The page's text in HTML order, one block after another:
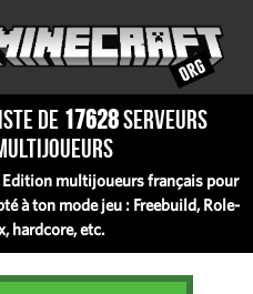
de 17628serveurs
multijoueurs français pour
à ton mode jeu : Freebuild, Role-
hardcore, etc.